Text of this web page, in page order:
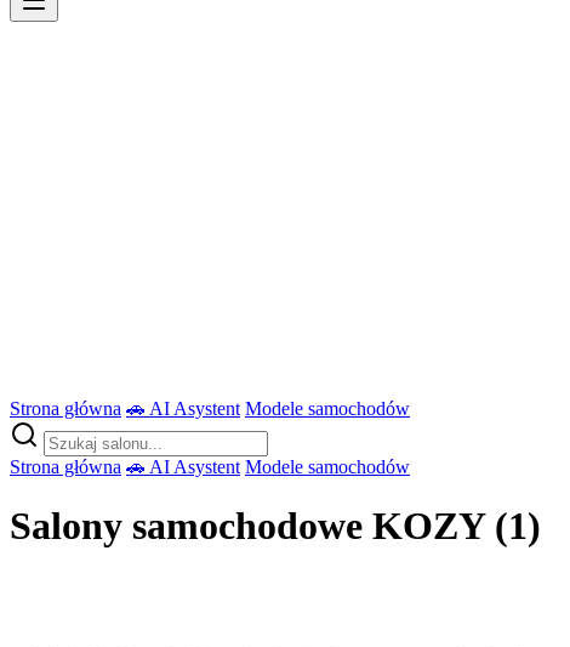
Strona główna 🚗 AI Asystent Modele samochodów
Strona główna 🚗 AI Asystent Modele samochodów
Salony samochodowe KOZY (1)